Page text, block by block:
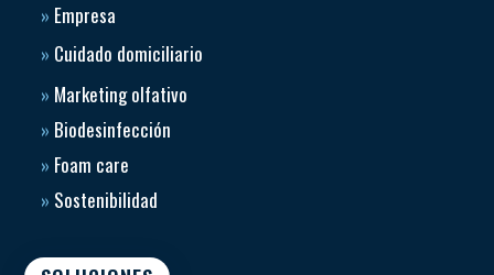
» Empresa
» Cuidado domiciliario
» Marketing olfativo
» Biodesinfección
» Foam care
» Sostenibilidad